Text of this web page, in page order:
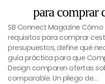
para comprar
SB Connect Magazine
requisitos para comprar
presupuestos, define qué
guía práctica para que
Design comparen ofertas
comparable. Un pliego de…